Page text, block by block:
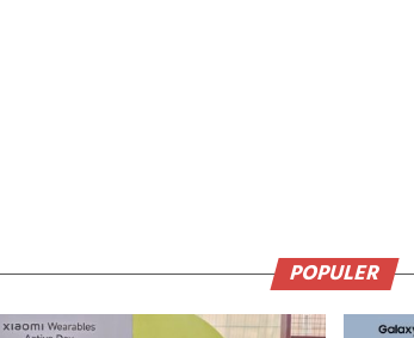
POPULER